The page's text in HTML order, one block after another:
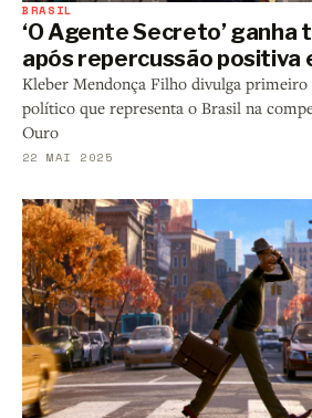
BRASIL
‘O Agente Secreto’ ganha
após repercussão positiva
Kleber Mendonça Filho divulga
político que representa o Brasil na
Ouro
22 MAI 2025